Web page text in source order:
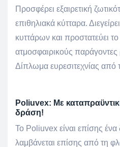
Προσφέρει εξαιρετική
επιθηλιακά κύτταρα.
κυττάρων και προστατεύει
ατμοσφαιρικούς
Δίπλωμα ευρεσιτεχνίας από
Poliuvex: Με
δράση!
Το Poliuvex είναι επίσης
λαμβάνεται επίσης από τη